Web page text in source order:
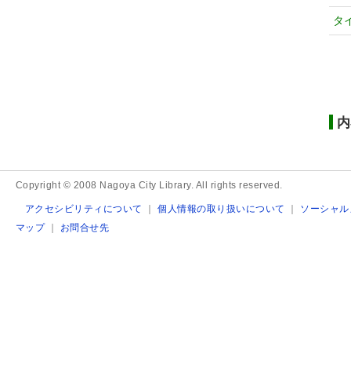
タ
Copyright © 2008 Nagoya City Library. All rights reserved.
アクセシビリティについて ｜個人情報の取り扱いについて ｜ ソーシャ
マップ｜ お問合せ先